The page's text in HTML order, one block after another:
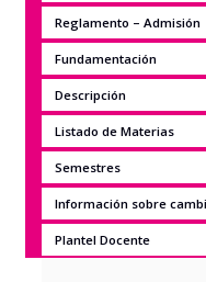
Reglamento – Admisión
Fundamentación
Descripción
Listado de Materias
Semestres
Información sobre
Plantel Docente